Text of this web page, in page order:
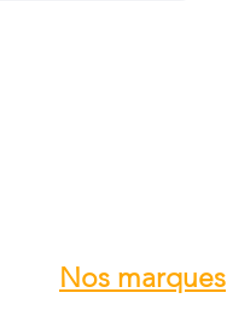
Nos marques